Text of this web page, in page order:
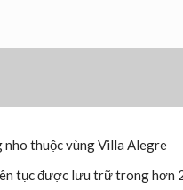
nho thuộc vùng Villa Alegre
tục được lưu trữ trong hơn